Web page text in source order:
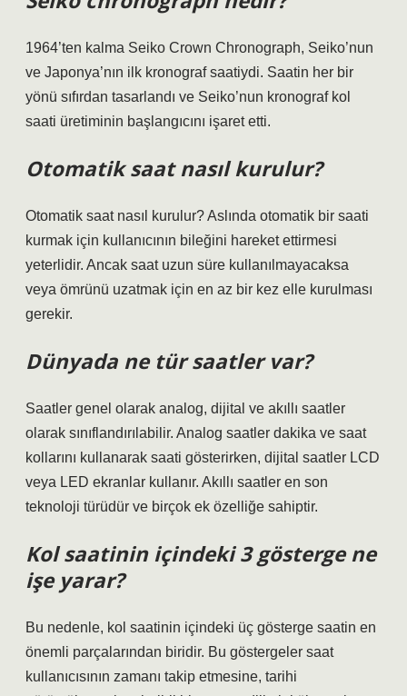
1964’ten kalma Seiko Crown Chronograph, Seiko’nun
ve Japonya’nın ilk kronograf saatiydi. Saatin her bir
yönü sıfırdan tasarlandı ve Seiko’nun kronograf kol
saati üretiminin başlangıcını işaret etti.
Otomatik saat nasıl kurulur?
Otomatik saat nasıl kurulur? Aslında otomatik bir saati
kurmak için kullanıcının bileğini hareket ettirmesi
yeterlidir. Ancak saat uzun süre kullanılmayacaksa
veya ömrünü uzatmak için en az bir kez elle kurulması
gerekir.
Dünyada ne tür saatler var?
Saatler genel olarak analog, dijital ve akıllı saatler
olarak sınıflandırılabilir. Analog saatler dakika ve saat
kollarını kullanarak saati gösterirken, dijital saatler LCD
veya LED ekranlar kullanır. Akıllı saatler en son
teknoloji türüdür ve birçok ek özelliğe sahiptir.
Kol saatinin içindeki 3 gösterge ne
işe yarar?
Bu nedenle, kol saatinin içindeki üç gösterge saatin en
önemli parçalarından biridir. Bu göstergeler saat
kullanıcısının zamanı takip etmesine, tarihi